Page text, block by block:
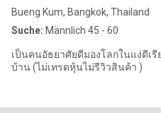
Bueng Kum, Bangkok, Thailand
Suche: Männlich 45 - 60
เป็นคนอัธยาศัยดีมองโลกในแง่ดีเ
บ้าน (ไม่เทรดหุ้นไม่รีวิวสินค้า )